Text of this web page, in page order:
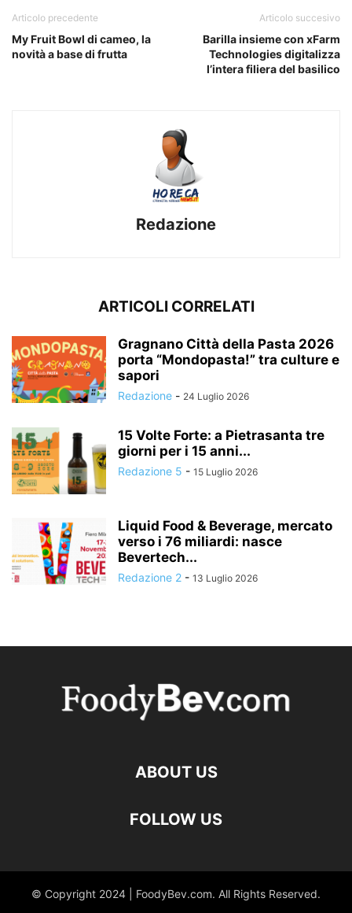
Articolo precedente
My Fruit Bowl di cameo, la
novità a base di frutta
Articolo succesivo
Barilla insieme con xFarm
Technologies digitalizza
l’intera filiera del basilico
Redazione
ARTICOLI CORRELATI
Gragnano Città della Pasta 2026
porta “Mondopasta!” tra culture e
sapori
Redazione - 24 Luglio 2026
15 Volte Forte: a Pietrasanta tre
giorni per i 15 anni...
Redazione 5 - 15 Luglio 2026
Liquid Food & Beverage, mercato
verso i 76 miliardi: nasce
Bevertech...
Redazione 2 - 13 Luglio 2026
ABOUT US
FOLLOW US
© Copyright 2024 | FoodyBev.com. All Rights Reserved.